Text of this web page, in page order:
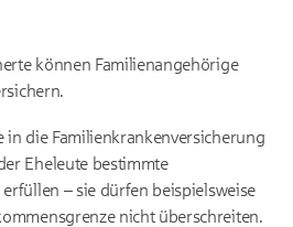
können Familienangehörige
in die Familienkrankenversicherung
Eheleute bestimmte
– sie dürfen beispielsweise
nicht überschreiten.